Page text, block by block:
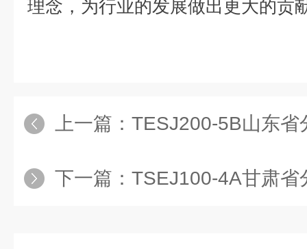
理念，为行业的发展做出更大的贡
上一篇： TESJ200-5B山东省分析天平
下一篇： TSEJ100-4A甘肃省分析天平